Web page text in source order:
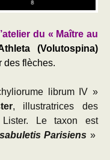
du « Maître au
(Volutospina)
des flèches.
librum IV »
, illustratrices des
. Le taxon est
Parisiens »